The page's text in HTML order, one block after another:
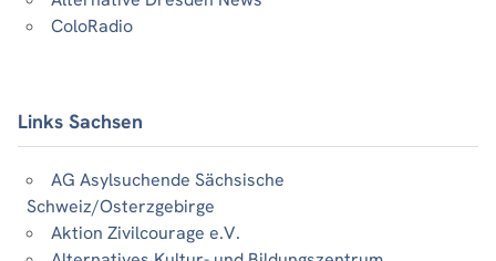
ColoRadio
Links Sachsen
AG Asylsuchende Sächsische
Schweiz/Osterzgebirge
Aktion Zivilcourage e.V.